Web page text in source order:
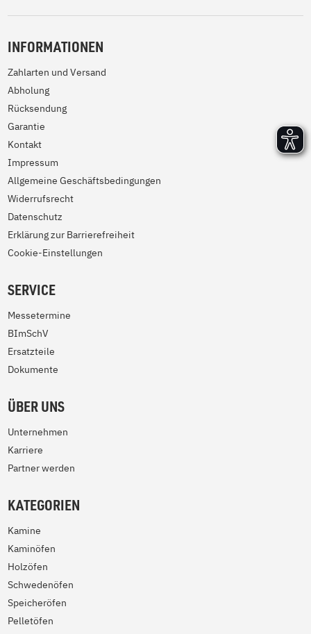
INFORMATIONEN
Zahlarten und Versand
Abholung
Rücksendung
Garantie
Kontakt
Impressum
Allgemeine Geschäftsbedingungen
Widerrufsrecht
Datenschutz
Erklärung zur Barrierefreiheit
Cookie-Einstellungen
SERVICE
Messetermine
BImSchV
Ersatzteile
Dokumente
ÜBER UNS
Unternehmen
Karriere
Partner werden
KATEGORIEN
Kamine
Kaminöfen
Holzöfen
Schwedenöfen
Speicheröfen
Pelletöfen